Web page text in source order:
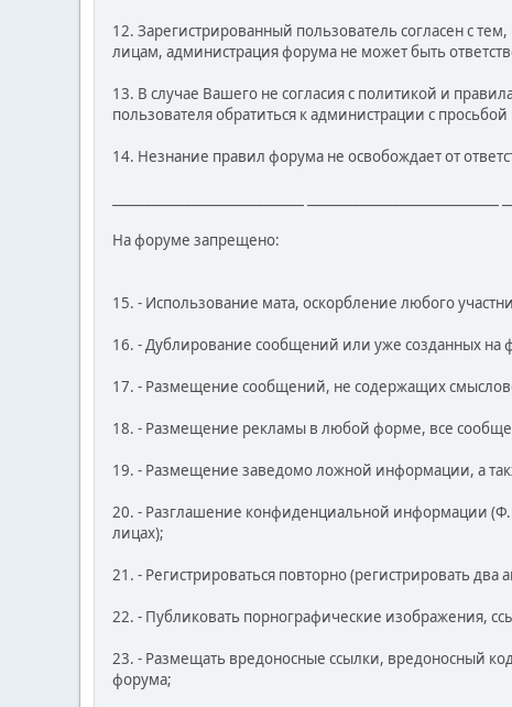
12. Зарегистрированный пользователь согласен с
лицам, администрация форума не может быть
13. В случае Вашего не согласия с политикой и
пользователя обратиться к администрации с
14. Незнание правил форума не освобождает от
На форуме запрещено:
15. - Использование мата, оскорбление любого
16. - Дублирование сообщений или уже созданных на
17. - Размещение сообщений, не содержащих
18. - Размещение рекламы в любой форме, все
19. - Размещение заведомо ложной информации, а
20. - Разглашение конфиденциальной информации
лицах);
21. - Регистрироваться повторно (регистрировать
22. - Публиковать порнографические изображения,
23. - Размещать вредоносные ссылки, вредоносный
форума;